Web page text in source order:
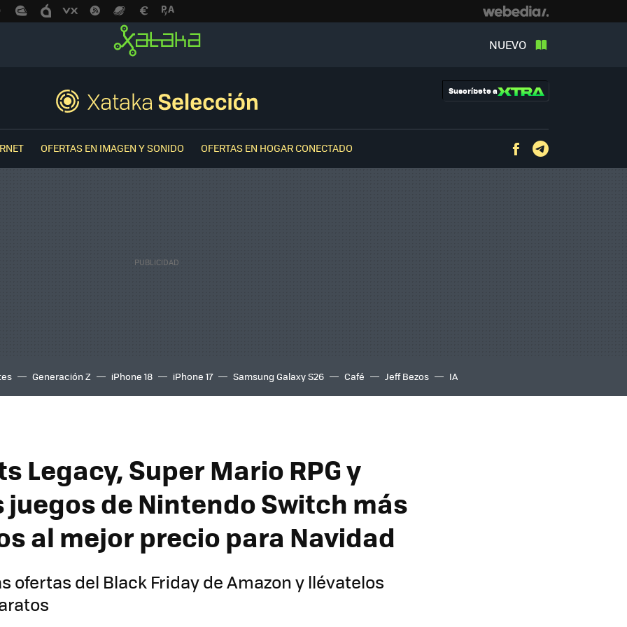
NUEVO
Suscríbete a
OFERTAS EN IMAGEN Y SONIDO OFERTAS EN HOGAR CONECTADO Facebook
Generación Z iPhone 18 iPhone 17 Samsung Galaxy S26 Café Jeff Bezos IA
Legacy, Super Mario RPG y
juegos de Nintendo Switch más
al mejor precio para Navidad
ofertas del Black Friday de Amazon y llévatelos